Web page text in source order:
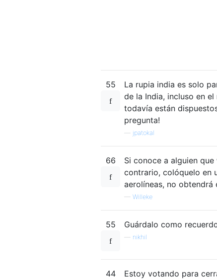
55
La rupia india es solo
de la India, incluso en
todavía están
pregunta!
jpatokal
66
Si conoce a alguien
contrario, colóquelo en
aerolíneas, no obtendrá
— Willeke
55 Guárdalo como
nikhil
44 Estoy votando para